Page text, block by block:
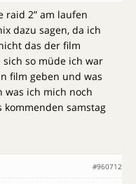
raid 2” am laufen
dazu sagen, da ich
das der film
so müde ich war
film geben und was
was ich mich noch
samstag
#960712